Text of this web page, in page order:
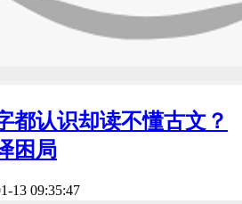
都认识却读不懂古文？
困局
13 09:35:47